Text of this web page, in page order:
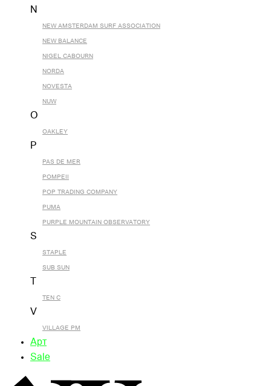
N
NEW AMSTERDAM SURF ASSOCIATION
NEW BALANCE
NIGEL CABOURN
NORDA
NOVESTA
NUW
O
OAKLEY
P
PAS DE MER
POMPEII
POP TRADING COMPANY
PUMA
PURPLE MOUNTAIN OBSERVATORY
S
STAPLE
SUB SUN
TEN C
V
VILLAGE PM
Арт
Sale